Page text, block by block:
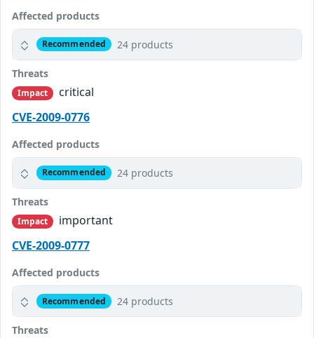
Affected products
Recommended 24 products
Threats
Impact
critical
CVE-2009-0776
Affected products
Recommended 24 products
Threats
Impact
important
CVE-2009-0777
Affected products
Recommended 24 products
Threats